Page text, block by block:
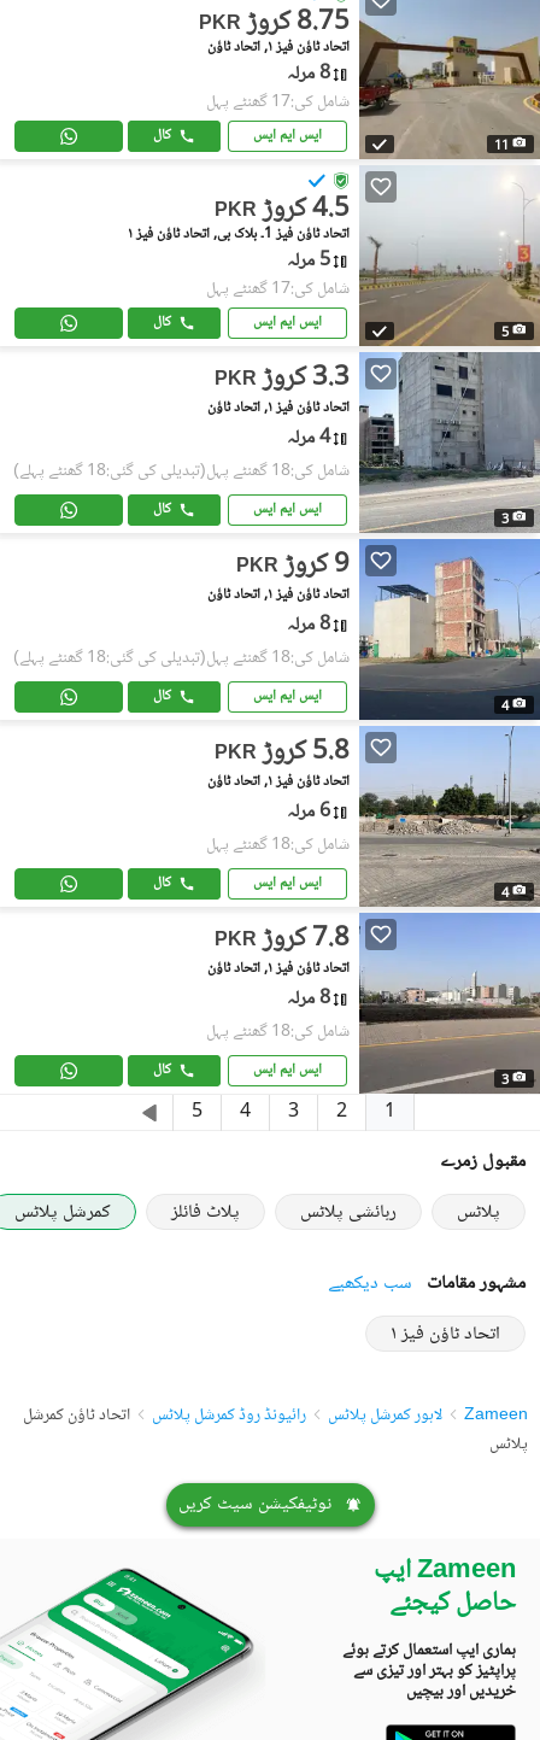
11
PKR 8.75 کروڑ
اتحاد ٹاؤن فیز ١, اتحاد ٹاؤن
8 مرلہ
شامل کی:17 گھنٹے پہل
ایس ایم ایس کال
5
PKR 4.5 کروڑ
اتحاد ٹاؤن فیز 1۔ بلاک بی, اتحاد ٹاؤن فیز ١
5 مرلہ
شامل کی:17 گھنٹے پہل
ایس ایم ایس کال
3
PKR 3.3 کروڑ
اتحاد ٹاؤن فیز ١, اتحاد ٹاؤن
4 مرلہ
شامل کی:18 گھنٹے پہل (تبدیلی کی گئی:18 گھنٹے پہلے)
ایس ایم ایس کال
4
PKR 9 کروڑ
اتحاد ٹاؤن فیز ١, اتحاد ٹاؤن
8 مرلہ
شامل کی:18 گھنٹے پہل (تبدیلی کی گئی:18 گھنٹے پہلے)
ایس ایم ایس کال
4
PKR 5.8 کروڑ
اتحاد ٹاؤن فیز ١, اتحاد ٹاؤن
6 مرلہ
شامل کی:18 گھنٹے پہل
ایس ایم ایس کال
3
PKR 7.8 کروڑ
اتحاد ٹاؤن فیز ١, اتحاد ٹاؤن
8 مرلہ
شامل کی:18 گھنٹے پہل
ایس ایم ایس کال
1
2
3
4
5
مقبول زمرے
پلاٹس
رہائشی پلاٹس پلاٹ فائلز کمرشل پلاٹس
مشہور مقامات سب دیکھیے
اتحاد ٹاؤن فیز ١
Zameen لاہور کمرشل پلاٹس رائیونڈ روڈ کمرشل پلاٹس
اتحاد ٹاؤن کمرشل
پلاٹس
نوٹیفکیشن سیٹ کریں
Zameen ایپ
حاصل کیجئے
ہماری ایپ استعمال کرتے ہوئے
پراپٹیز کو بہتر اور تیزی سے
خریدیں اور بیچیں